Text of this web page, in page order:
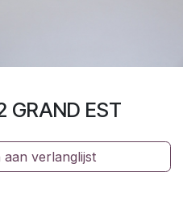
GRAND EST
aan verlanglijst